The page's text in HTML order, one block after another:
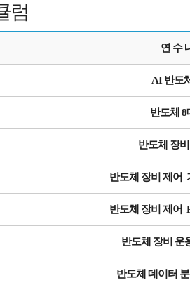
럼
연 수
AI 반도
반도체 8
반도체 장
반도체 장비 제어
반도체 장비 제어
반도체 장비 운
반도체 데이터